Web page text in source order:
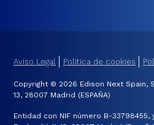
Aviso Legal Politica de cookies
Copyright © 2026 Edison Next Spain,
13, 28007 Madrid (ESPAÑA)
Entidad con NIF número B-